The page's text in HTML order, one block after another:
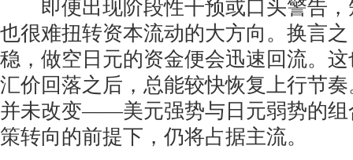
即便出现阶段性干预或口头警告，
也很难扭转资本流动的大方向。换言
稳，做空日元的资金便会迅速回流。
汇价回落之后，总能较快恢复上行节
并未改变——美元强势与日元弱势的组
策转向的前提下，仍将占据主流。